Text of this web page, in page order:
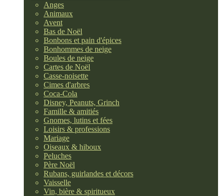
Anges
Animaux
Avent
Bas de Noël
Bonbons et pain d'épices
Bonhommes de neige
Boules de neige
Cartes de Noël
Casse-noisette
Cimes d'arbres
Coca-Cola
Disney, Peanuts, Grinch
Famille & amitiés
Gnomes, lutins et fées
Loisirs & professions
Mariage
Oiseaux & hiboux
Peluches
Père Noël
Rubans, guirlandes et décors
Vaisselle
Vin, bière & spiritueux